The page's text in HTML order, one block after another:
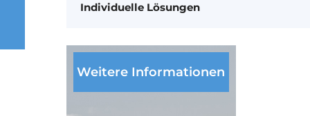
Individuelle Lösungen
Weitere Informationen